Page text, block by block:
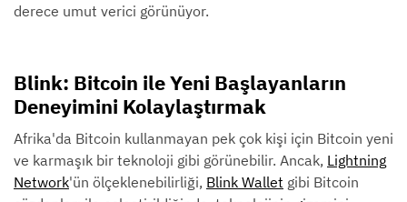
derece umut verici görünüyor.
Blink: Bitcoin ile Yeni Başlayanların
Deneyimini Kolaylaştırmak
Afrika'da Bitcoin kullanmayan pek çok kişi için Bitcoin yeni
ve karmaşık bir teknoloji gibi görünebilir. Ancak, Lightning
Network'ün ölçeklenebilirliği, Blink Wallet gibi Bitcoin